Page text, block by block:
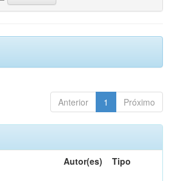
Anterior 1 Próximo
Autor(es) Tipo